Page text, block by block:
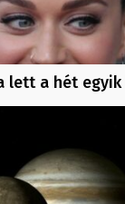
lett a hét